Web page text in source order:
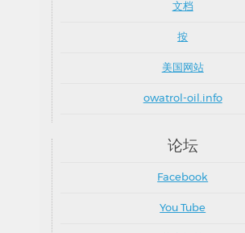
文档
按
美国网站
owatrol-oil.info
论坛
Facebook
You Tube